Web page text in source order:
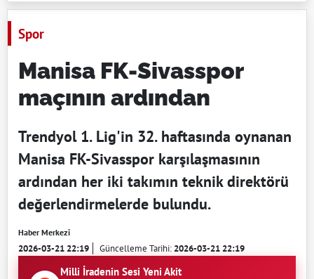
Spor
Manisa FK-Sivasspor
maçının ardından
Trendyol 1. Lig'in 32. haftasında oynanan
Manisa FK-Sivasspor karşılaşmasının
ardından her iki takımın teknik direktörü
değerlendirmelerde bulundu.
Haber Merkezi
2026-03-21 22:19 Güncelleme Tarihi:2026-03-21 22:19
Milli İradenin Sesi Yeni Akit